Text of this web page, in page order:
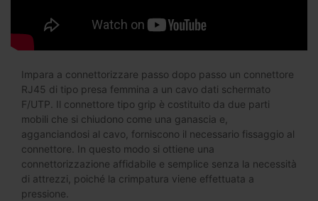
Impara a connettorizzare passo dopo passo un connettore
RJ45 di tipo presa femmina a un cavo dati schermato
F/UTP. Il connettore tipo grip è costituito da due parti
mobili che si chiudono come una ganascia e,
agganciandosi al cavo, forniscono il necessario fissaggio al
connettore. In questo modo si ottiene una
connettorizzazione affidabile e semplice senza la necessità
di attrezzi, poiché la crimpatura viene effettuata a
pressione.